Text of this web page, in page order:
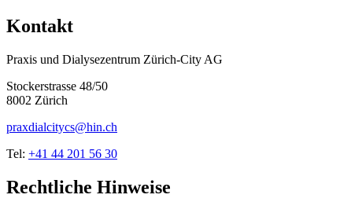
Kontakt
Praxis und Dialysezentrum Zürich-City AG
Stockerstrasse 48/50
8002 Zürich
praxdialcitycs@hin.ch
Tel: +41 44 201 56 30
Rechtliche Hinweise